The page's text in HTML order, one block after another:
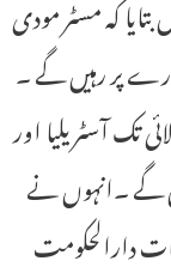
کہ مسٹر مودی
دورے پر رہیں گے ۔
تک انڈونیشیا، 8 سے 10 جولائی تک آسٹریلیا اور
کریں گے ۔انہوں نے
دارالحکومت